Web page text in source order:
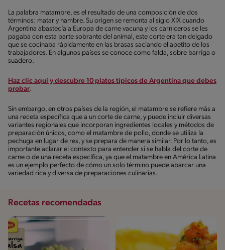
La palabra matambre, es el resultado de una composición de dos
términos: matar y hambre. Su origen se remonta al siglo XIX cuando
Argentina abastecía a Europa de carne vacuna y los carniceros se les
pagaba con esta parte sobrante del animal, este corte era tan delgado
que se cocinaba rápidamente en las brasas saciando el apetito de los
trabajadores. En algunos países se conoce como falda, sobre barriga o
suadero.
Haz clic aquí y descubre 10 platos típicos de Argentina que debes
probar.
Sin embargo, en otros países de la región, el matambre se refiere más a
una receta específica que a un corte de carne, y puede incluir diversas
variantes regionales que incorporan ingredientes locales y métodos de
preparación únicos, como el matambre de pollo, donde se utiliza la
pechuga en lugar de res, y se prepara de manera similar. Por lo tanto, es
importante aclarar el contexto para entender si se habla del corte de
carne o de una receta específica, ya que el matambre en América Latina
es un ejemplo perfecto de cómo un solo término puede abarcar una
variedad rica y diversa de preparaciones culinarias.
Recetas recomendadas